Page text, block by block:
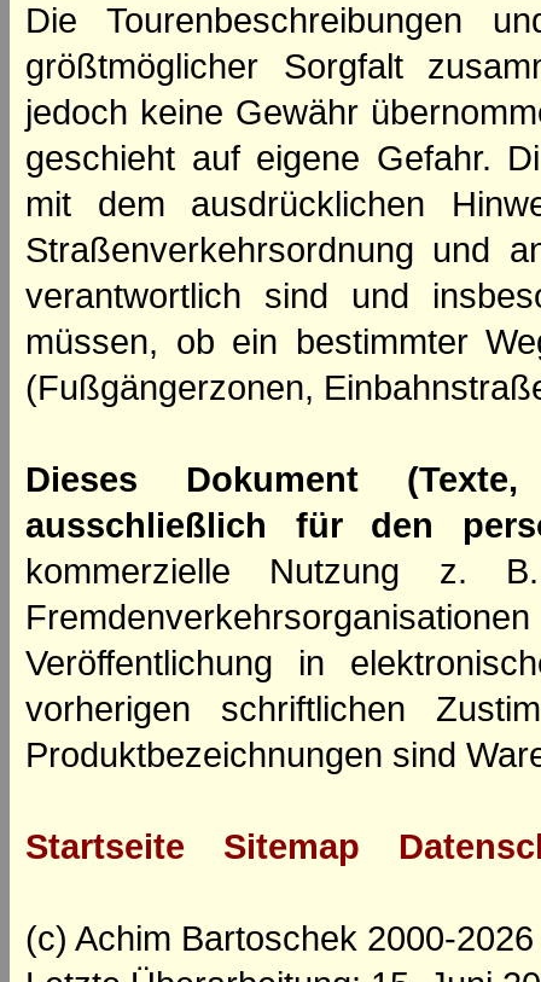
Die Tourenbeschreibungen
größtmöglicher Sorgfalt
jedoch keine Gewähr
geschieht auf eigene Gefahr.
mit dem ausdrücklichen
Straßenverkehrsordnung und
verantwortlich sind und
müssen, ob ein bestimmter
(Fußgängerzonen,
Dieses Dokument
ausschließlich für den
kommerzielle Nutzung z.
Veröffentlichung in
vorherigen schriftlichen
Produktbezeichnungen sind
Startseite Sitemap
(c) Achim Bartoschek 2000-2026